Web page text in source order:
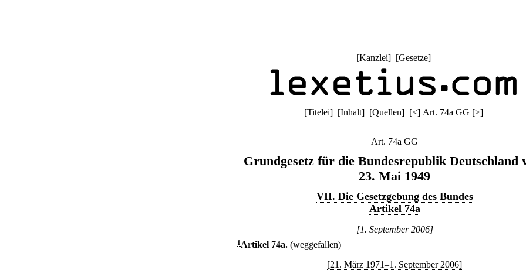
[Kanzlei] [Gesetze]
[Titelei] [Inhalt] [Quellen] [<] Art. 74a GG [>]
Art. 74a GG
Grundgesetz für die Bundesrepublik Deutschland
23. Mai 1949
VII. Die Gesetzgebung des Bundes
Artikel 74a
[1. September 2006]
1 Artikel 74a. (weggefallen)
[21. März 1971–1. September 2006]